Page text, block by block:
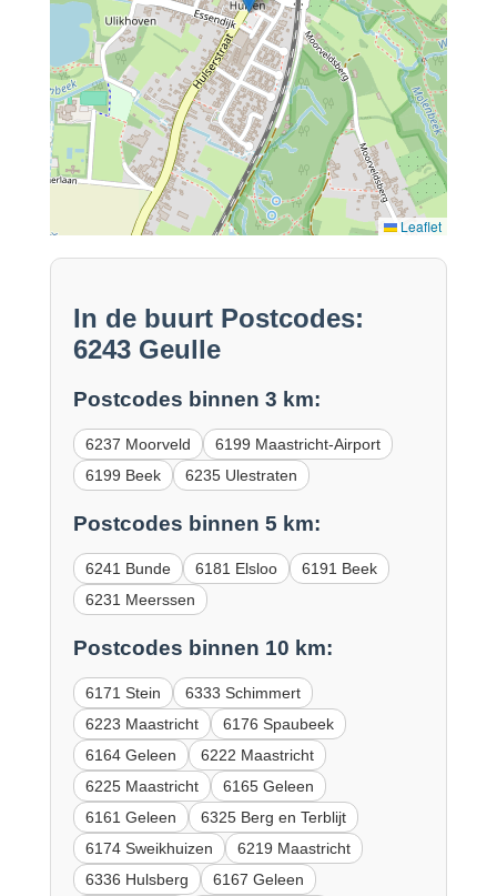
Leaflet
In de buurt Postcodes:
6243 Geulle
Postcodes binnen 3 km:
6237 Moorveld
6199 Maastricht-Airport
6199 Beek
6235 Ulestraten
Postcodes binnen 5 km:
6241 Bunde 6181 Elsloo
6191 Beek
6231 Meerssen
Postcodes binnen 10 km:
6171 Stein
6333 Schimmert
6223 Maastricht
6176 Spaubeek
6164 Geleen
6222 Maastricht
6225 Maastricht
6165 Geleen
6161 Geleen
6325 Berg en Terblijt
6174 Sweikhuizen
6219 Maastricht
6336 Hulsberg
6167 Geleen